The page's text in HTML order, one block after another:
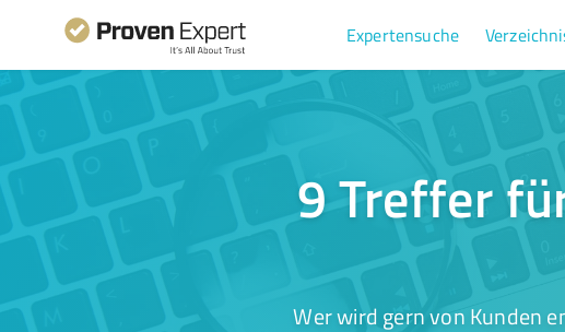
Expertensuche
9 Treffer
Wer wird gern von Kunden